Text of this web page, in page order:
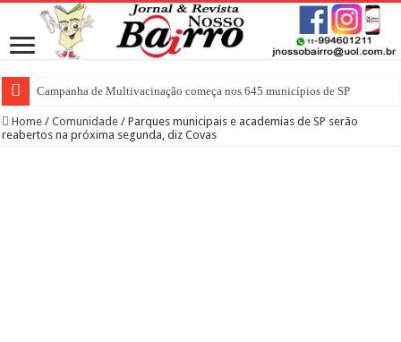
Campanha de Multivacinação começa nos 645 municípios de SP
Home / Comunidade / Parques municipais e academias de SP serão
reabertos na próxima segunda, diz Covas